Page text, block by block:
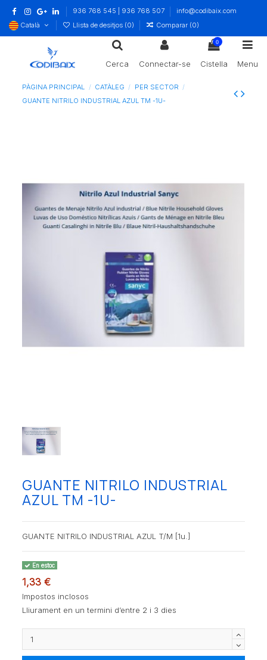
936 768 545 | 936 768 507
info@codibaix.com
Català
Llista de desitjos (0) Comparar (0)
Cerca Connectar-se
0
Cistella Menu
PÀGINA PRINCIPAL CATÀLEG
PER SECTOR
GUANTE NITRILO INDUSTRIAL AZUL TM -1U-
GUANTE NITRILO INDUSTRIAL
AZUL TM -1U-
GUANTE NITRILO INDUSTRIAL AZUL T/M [1u.]
En estoc
1,33 €
Impostos inclosos
Lliurament en un termini d’entre 2 i 3 dies